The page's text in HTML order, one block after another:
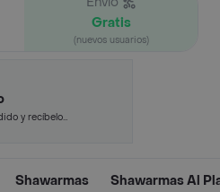
Gratis
(nuevos usuarios)
y recíbelo
Shawarmas Shawarmas Al